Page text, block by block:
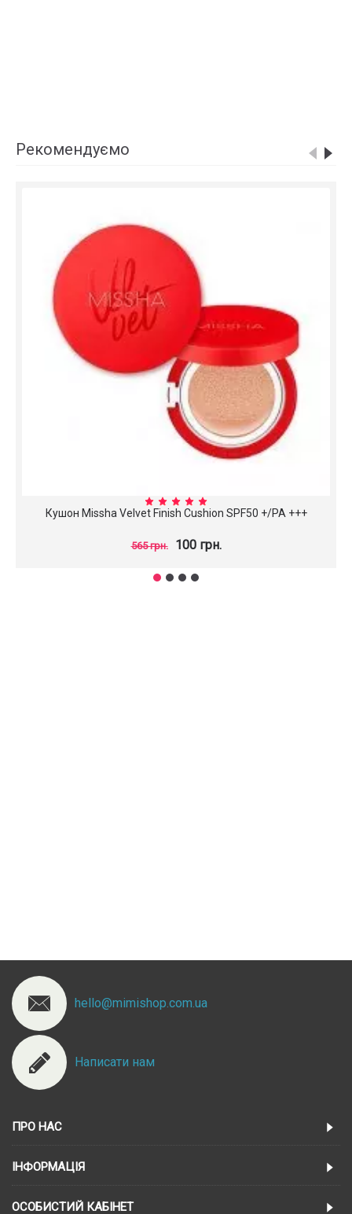
Рекомендуємо
Кушон Missha Velvet Finish Cushion SPF50 +/PA +++
565 грн. 100 грн.
hello@mimishop.com.ua
Написати нам
ПРО НАС
ІНФОРМАЦІЯ
ОСОБИСТИЙ КАБІНЕТ